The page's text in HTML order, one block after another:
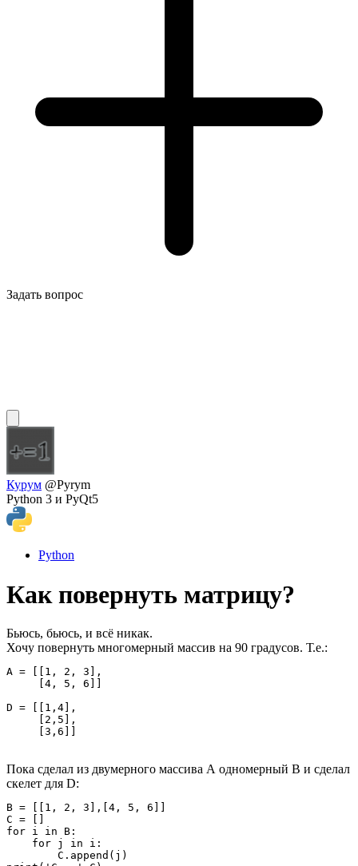
Задать вопрос
Курум @Pyrym
Python 3 и PyQt5
Python
Как повернуть матрицу?
Бьюсь, бьюсь, и всё никак.
Хочу повернуть многомерный массив на 90 градусов. Т.е.:
A = [[1, 2, 3],
     [4, 5, 6]]
D = [[1,4],
     [2,5],
     [3,6]]
Пока сделал из двумерного массива А одномерный В и сделал
скелет для D:
B = [[1, 2, 3],[4, 5, 6]]
C = []
for i in B:
    for j in i:
        C.append(j)